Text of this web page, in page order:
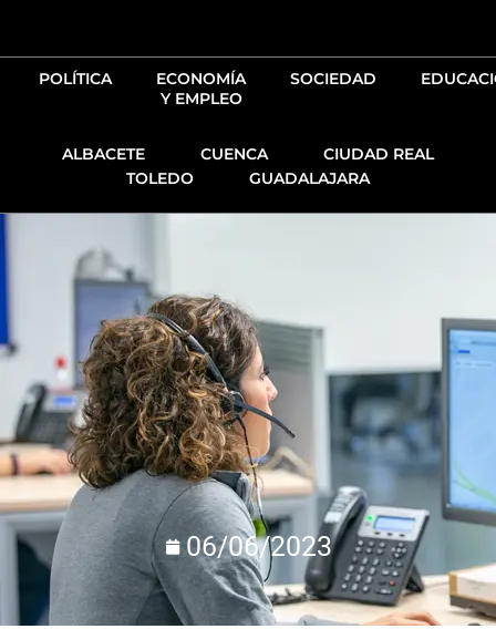
contenido
POLÍTICA
ECONOMÍA
Y EMPLEO
SOCIEDAD
ALBACETE CUENCA
CIUDAD REAL
TOLEDO
GUADALAJARA
06/06/2023